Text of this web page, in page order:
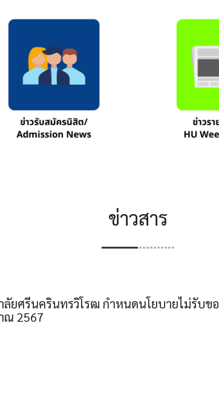
ข่าวสาร
ลัยศรีนครินทรวิโรฒ กำหนดนโยบายไม่รับ
ณ 2567